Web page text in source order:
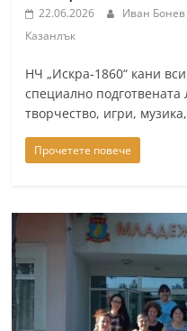
22.06.2026 Иван Бонев
Казанлък
НЧ „Искра-1860“ кани
специално
творчество, игри,
Прочетете повече